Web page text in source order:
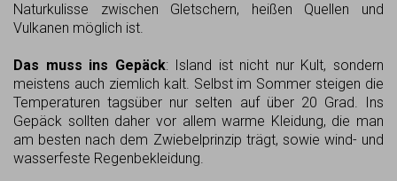
Naturkulisse zwischen Gletschern, heißen Quellen und
Vulkanen möglich ist.
Das muss ins Gepäck: Island ist nicht nur Kult, sondern
meistens auch ziemlich kalt. Selbst im Sommer steigen die
Temperaturen tagsüber nur selten auf über 20 Grad. Ins
Gepäck sollten daher vor allem warme Kleidung, die man
am besten nach dem Zwiebelprinzip trägt, sowie wind- und
wasserfeste Regenbekleidung.